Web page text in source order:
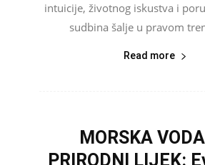
intuicije, životnog iskustva i
sudbina šalje u pravom
Read more
MORSKA
PRIRODNI LIJEK: